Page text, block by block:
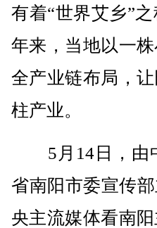
有着“世界艾乡”
年来，当地以一
全产业链布局，
柱产业。
5月14日，由
省南阳市委宣传
央主流媒体看南